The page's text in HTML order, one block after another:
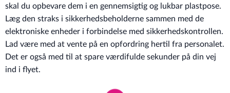
skal du opbevare dem i en gennemsigtig og lukbar plastpose.
Læg den straks i sikkerhedsbeholderne sammen med de
elektroniske enheder i forbindelse med sikkerhedskontrollen.
Lad være med at vente på en opfordring hertil fra personalet.
Det er også med til at spare værdifulde sekunder på din vej
ind i flyet.